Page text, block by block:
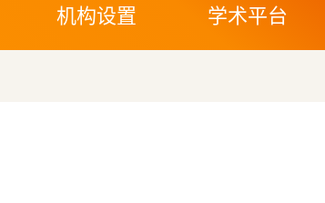
机构设置 学术平台